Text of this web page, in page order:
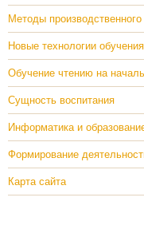
Методы
Новые технологии обучения
Обучение чтению на
Сущность воспитания
Информатика и
Формирование
Карта сайта